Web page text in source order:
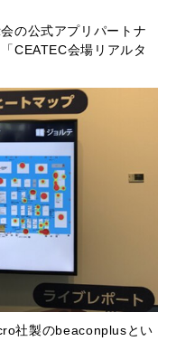
の公式アプリパートナ
CEATEC会場リアルタ
社製のbeaconplusとい